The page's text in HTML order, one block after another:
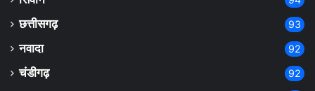
छत्तीसगढ़ 93
नवादा 92
चंडीगढ़ 92